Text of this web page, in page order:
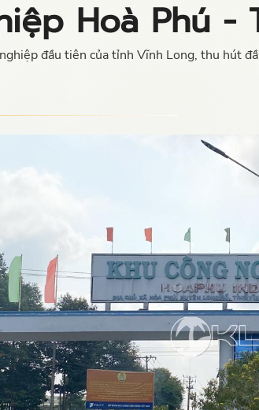
Hoà Phú -
đầu tiên của tỉnh Vĩnh Long, thu hút